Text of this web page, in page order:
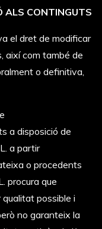
ALS CONTINGUTS
el dret de modificar
així com també de
o definitiva,
a disposició de
a partir
o procedents
procura que
possible i
no garanteix la